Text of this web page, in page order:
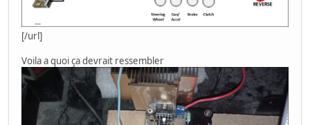
[/url]
Voila a quoi ça devrait ressembler